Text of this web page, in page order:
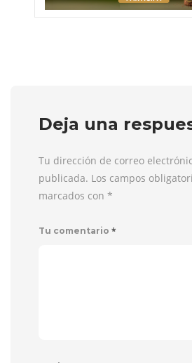
Deja una
Tu dirección de correo
publicada. Los campos
marcados con *
Tu comentario *